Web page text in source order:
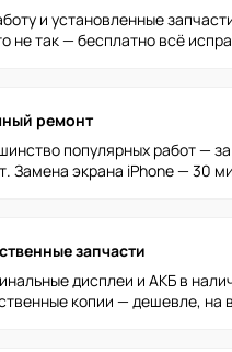
и установленные
не так — бесплатно всё
ремонт
популярных работ —
Замена экрана iPhone — 30
запчасти
дисплеи и АКБ в
копии — дешевле, на